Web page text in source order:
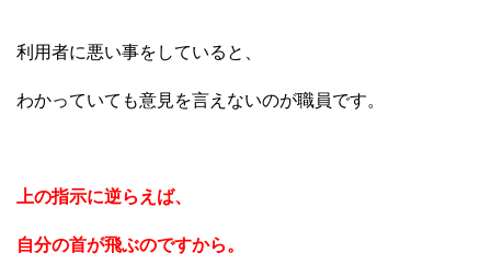
利用者に悪い事をしていると、
わかっていても意見を言えないのが職員です。
上の指示に逆らえば、
自分の首が飛ぶのですから。